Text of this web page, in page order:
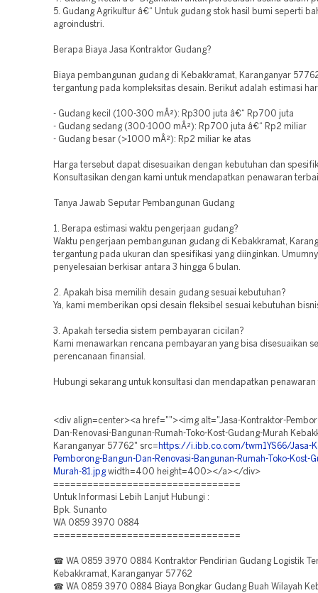
5. Gudang Agrikultur â€“ Untuk gudang stok hasil bumi seperti
agroindustri.
Berapa Biaya Jasa Kontraktor Gudang?
Biaya pembangunan gudang di Kebakkramat, Karanganyar
tergantung pada kompleksitas desain. Berikut adalah estimasi
- Gudang kecil (100-300 mÂ²): Rp300 juta â€“ Rp700 juta
- Gudang sedang (300-1000 mÂ²): Rp700 juta â€“ Rp2 miliar
- Gudang besar (>1000 mÂ²): Rp2 miliar ke atas
Harga tersebut dapat disesuaikan dengan kebutuhan dan
Konsultasikan dengan kami untuk mendapatkan penawaran
Tanya Jawab Seputar Pembangunan Gudang
1. Berapa estimasi waktu pengerjaan gudang?
Waktu pengerjaan pembangunan gudang di Kebakkramat,
tergantung pada ukuran dan spesifikasi yang diinginkan.
penyelesaian berkisar antara 3 hingga 6 bulan.
2. Apakah bisa memilih desain gudang sesuai kebutuhan?
Ya, kami memberikan opsi desain fleksibel sesuai kebutuhan
3. Apakah tersedia sistem pembayaran cicilan?
Kami menawarkan rencana pembayaran yang bisa disesuaikan
perencanaan finansial.
Hubungi sekarang untuk konsultasi dan mendapatkan
<div align=center><a href=""><img alt="Jasa-Kontraktor-
Dan-Renovasi-Bangunan-Rumah-Toko-Kost-Gudang-Murah
Karanganyar 57762" src= https://i.ibb.co.com/twm1YS66/Jasa-
Pemborong-Bangun-Dan-Renovasi-Bangunan-Rumah-Toko-Kost-
Murah-81.jpgwidth=400 height=400></a></div>
=================================
Untuk Informasi Lebih Lanjut Hubungi :
Bpk. Sunanto
WA 0859 3970 0884
=================================
☎ WA 0859 3970 0884 Kontraktor Pendirian Gudang Logistik
Kebakkramat, Karanganyar 57762
☎ WA 0859 3970 0884 Biaya Bongkar Gudang Buah Wilayah